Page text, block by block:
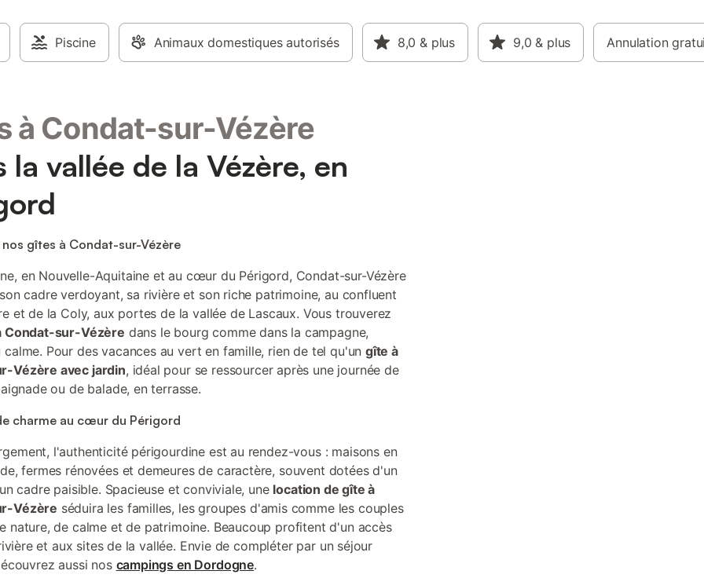
chambre avec un lit 140 et 1 chambre
avec un lit 140. Chauffage central fioul.
Cave. Cour close partiellement ombragée.
Piscine Animaux domestiques autorisés 8,0 & plus 9,0 & plus Annulation
à Condat-sur-Vézère
la vallée de la Vézère, en
gîtes à Condat-sur-Vézère
en Nouvelle-Aquitaine et au cœur du Périgord, Condat-sur-Vézère
cadre verdoyant, sa rivière et son riche patrimoine, au confluent
et de la Coly, aux portes de la vallée de Lascaux. Vous trouverez
Condat-sur-Vézère dans le bourg comme dans la campagne,
calme. Pour des vacances au vert en famille, rien de tel qu'un gîte à
Vézère avec jardin, idéal pour se ressourcer après une journée de
ou de balade, en terrasse.
charme au cœur du Périgord
l'authenticité périgourdine est au rendez-vous : maisons en
fermes rénovées et demeures de caractère, souvent dotées d'un
cadre paisible. Spacieuse et conviviale, une location de gîte à
Vézère séduira les familles, les groupes d'amis comme les couples
nature, de calme et de patrimoine. Beaucoup profitent d'un accès
et aux sites de la vallée. Envie de compléter par un séjour
aussi nos campings en Dordogne.